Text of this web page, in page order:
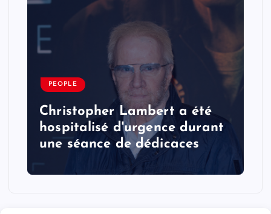
PEOPLE
Christopher Lambert a été
hospitalisé d'urgence durant
une séance de dédicaces